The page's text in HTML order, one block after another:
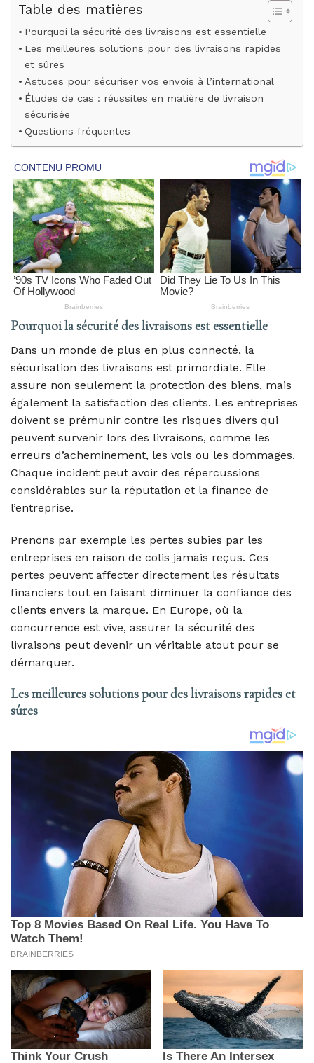
Table des matières
Pourquoi la sécurité des livraisons est essentielle
Les meilleures solutions pour des livraisons rapides
et sûres
Astuces pour sécuriser vos envois à l’international
Études de cas : réussites en matière de livraison
sécurisée
Questions fréquentes
Pourquoi la sécurité des livraisons est essentielle
Dans un monde de plus en plus connecté, la
sécurisation des livraisons est primordiale. Elle
assure non seulement la protection des biens, mais
également la satisfaction des clients. Les entreprises
doivent se prémunir contre les risques divers qui
peuvent survenir lors des livraisons, comme les
erreurs d’acheminement, les vols ou les dommages.
Chaque incident peut avoir des répercussions
considérables sur la réputation et la finance de
l’entreprise.
Prenons par exemple les pertes subies par les
entreprises en raison de colis jamais reçus. Ces
pertes peuvent affecter directement les résultats
financiers tout en faisant diminuer la confiance des
clients envers la marque. En Europe, où la
concurrence est vive, assurer la sécurité des
livraisons peut devenir un véritable atout pour se
démarquer.
Les meilleures solutions pour des livraisons rapides et
sûres